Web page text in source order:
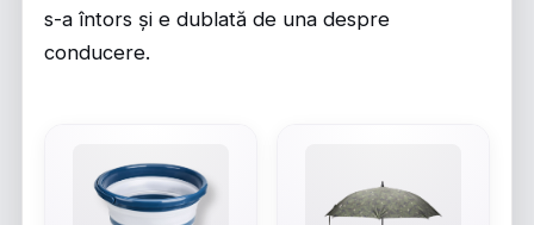
s-a întors și e dublată de una despre
conducere.